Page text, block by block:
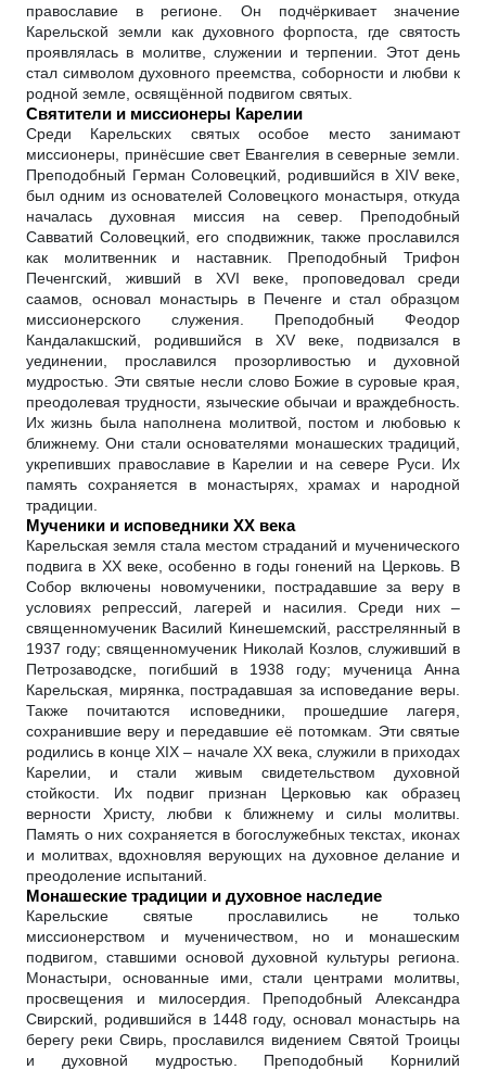
православие в регионе. Он подчёркивает значение
Карельской земли как духовного форпоста, где святость
проявлялась в молитве, служении и терпении. Этот день
стал символом духовного преемства, соборности и любви к
родной земле, освящённой подвигом святых.
Святители и миссионеры Карелии
Среди Карельских святых особое место занимают
миссионеры, принёсшие свет Евангелия в северные земли.
Преподобный Герман Соловецкий, родившийся в XIV веке,
был одним из основателей Соловецкого монастыря, откуда
началась духовная миссия на север. Преподобный
Савватий Соловецкий, его сподвижник, также прославился
как молитвенник и наставник. Преподобный Трифон
Печенгский, живший в XVI веке, проповедовал среди
саамов, основал монастырь в Печенге и стал образцом
миссионерского служения. Преподобный Феодор
Кандалакшский, родившийся в XV веке, подвизался в
уединении, прославился прозорливостью и духовной
мудростью. Эти святые несли слово Божие в суровые края,
преодолевая трудности, языческие обычаи и враждебность.
Их жизнь была наполнена молитвой, постом и любовью к
ближнему. Они стали основателями монашеских традиций,
укрепивших православие в Карелии и на севере Руси. Их
память сохраняется в монастырях, храмах и народной
традиции.
Мученики и исповедники XX века
Карельская земля стала местом страданий и мученического
подвига в XX веке, особенно в годы гонений на Церковь. В
Собор включены новомученики, пострадавшие за веру в
условиях репрессий, лагерей и насилия. Среди них –
священномученик Василий Кинешемский, расстрелянный в
1937 году; священномученик Николай Козлов, служивший в
Петрозаводске, погибший в 1938 году; мученица Анна
Карельская, мирянка, пострадавшая за исповедание веры.
Также почитаются исповедники, прошедшие лагеря,
сохранившие веру и передавшие её потомкам. Эти святые
родились в конце XIX – начале XX века, служили в приходах
Карелии, и стали живым свидетельством духовной
стойкости. Их подвиг признан Церковью как образец
верности Христу, любви к ближнему и силы молитвы.
Память о них сохраняется в богослужебных текстах, иконах
и молитвах, вдохновляя верующих на духовное делание и
преодоление испытаний.
Монашеские традиции и духовное наследие
Карельские святые прославились не только
миссионерством и мученичеством, но и монашеским
подвигом, ставшими основой духовной культуры региона.
Монастыри, основанные ими, стали центрами молитвы,
просвещения и милосердия. Преподобный Александра
Свирский, родившийся в 1448 году, основал монастырь на
берегу реки Свирь, прославился видением Святой Троицы
и духовной мудростью. Преподобный Корнилий